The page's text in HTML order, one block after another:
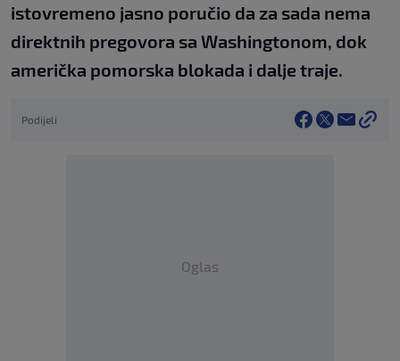
istovremeno jasno poručio da za sada nema
direktnih pregovora sa Washingtonom, dok
američka pomorska blokada i dalje traje.
Podijeli
Oglas